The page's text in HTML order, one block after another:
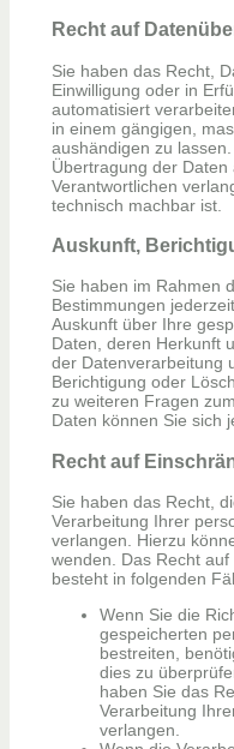
Recht auf
Sie haben das Recht,
Einwilligung oder in
automatisiert
in einem gängigen,
aushändigen zu
Übertragung der
Verantwortlichen
technisch machbar ist.
Auskunft,
Sie haben im Rahmen
Bestimmungen
Auskunft über Ihre
Daten, deren Herkunft
der Datenverarbeitung
Berichtigung oder
zu weiteren Fragen
Daten können Sie sich
Recht auf
Sie haben das Recht,
Verarbeitung Ihrer
verlangen. Hierzu
wenden. Das Recht
besteht in folgenden
Wenn Sie die
gespeicherten
bestreiten,
dies zu
haben Sie das
Verarbeitung
verlangen.